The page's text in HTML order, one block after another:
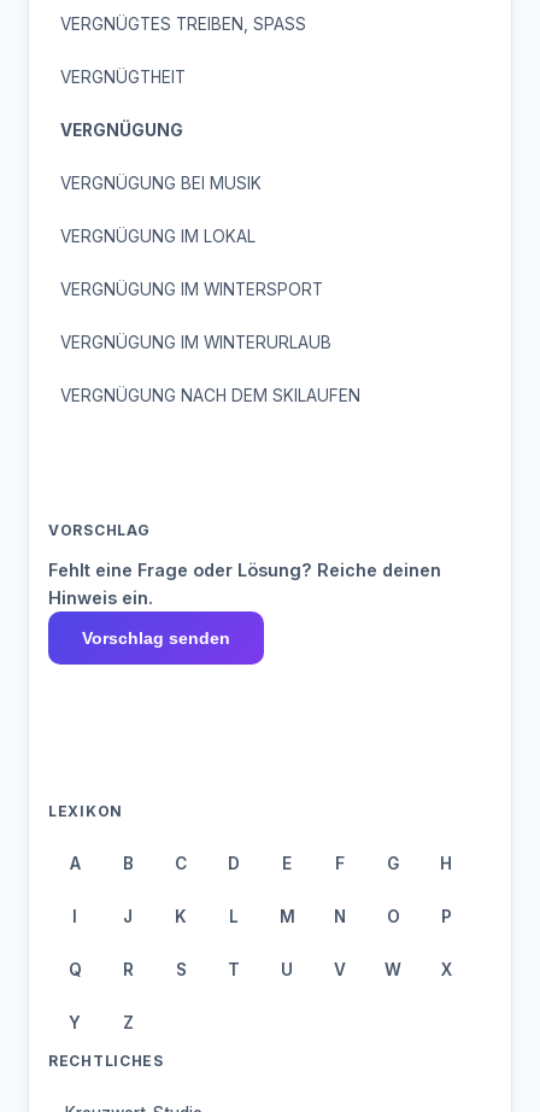
VERGNÜGTES TREIBEN, SPASS
VERGNÜGTHEIT
VERGNÜGUNG
VERGNÜGUNG BEI MUSIK
VERGNÜGUNG IM LOKAL
VERGNÜGUNG IM WINTERSPORT
VERGNÜGUNG IM WINTERURLAUB
VERGNÜGUNG NACH DEM SKILAUFEN
VORSCHLAG
Fehlt eine Frage oder Lösung? Reiche deinen
Hinweis ein.
Vorschlag senden
LEXIKON
A B C D E F G H
I J K L M N O P
Q R S T U V W X
Y Z
RECHTLICHES